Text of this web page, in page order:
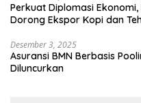
Perkuat Diplomasi
Dorong Ekspor Kopi dan
Desember 3, 2025
Asuransi BMN Berbasis
Diluncurkan